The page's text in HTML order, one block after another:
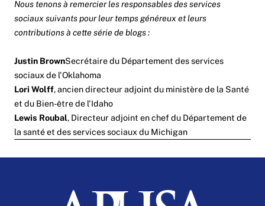
Nous tenons à remercier les responsables des services
sociaux suivants pour leur temps généreux et leurs
contributions à cette série de blogs :
Justin BrownSecrétaire du Département des services
sociaux de l'Oklahoma
Lori Wolff, ancien directeur adjoint du ministère de la Santé
et du Bien-être de l'Idaho
Lewis Roubal, Directeur adjoint en chef du Département de
la santé et des services sociaux du Michigan